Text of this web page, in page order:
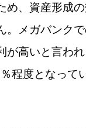
め、資産形成
。メガバンク
が高いと言わ
程度となって